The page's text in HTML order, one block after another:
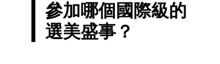
參加哪個國際級的
選美盛事？